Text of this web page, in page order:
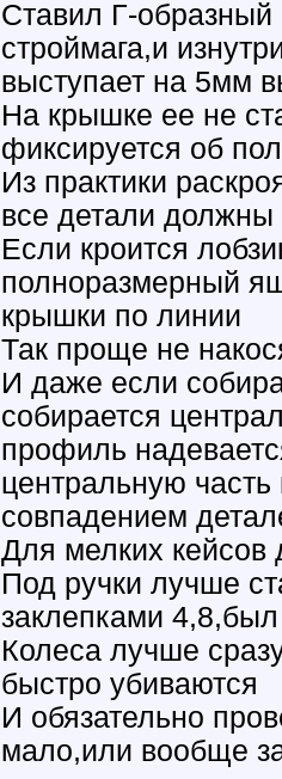
Ставил Г-
строймага,и
выступает на 5мм
На крышке ее не
фиксируется об
Из практики
все детали должны
Если кроится
полноразмерный
крышки по линии
Так проще не
И даже если
собирается
профиль
центральную часть
совпадением
Для мелких
Под ручки лучше
заклепками
Колеса лучше
быстро убиваются
И обязательно
мало,или вообще